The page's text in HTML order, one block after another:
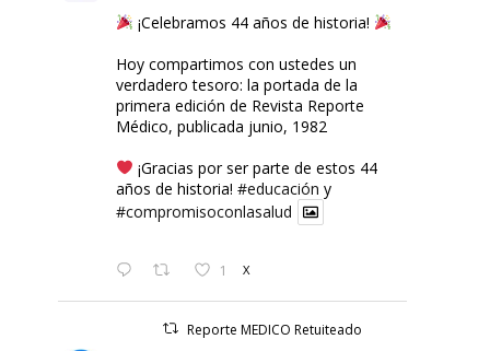
¡Celebramos 44 años de historia!
Hoy compartimos con ustedes un
verdadero tesoro: la portada de la
primera edición de Revista Reporte
Médico, publicada junio, 1982
¡Gracias por ser parte de estos 44
años de historia! #educación y
#compromisoconlasalud
1 X
Reporte MEDICO Retuiteado